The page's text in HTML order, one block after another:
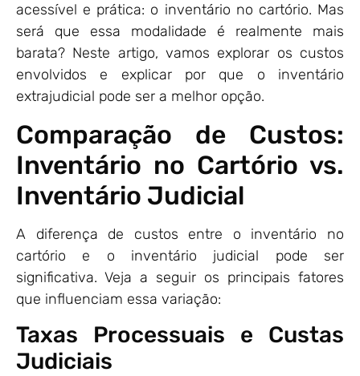
acessível e prática: o inventário no cartório. Mas
será que essa modalidade é realmente mais
barata? Neste artigo, vamos explorar os custos
envolvidos e explicar por que o inventário
extrajudicial pode ser a melhor opção.
Comparação de Custos:
Inventário no Cartório vs.
Inventário Judicial
A diferença de custos entre o inventário no
cartório e o inventário judicial pode ser
significativa. Veja a seguir os principais fatores
que influenciam essa variação:
Taxas Processuais e Custas
Judiciais